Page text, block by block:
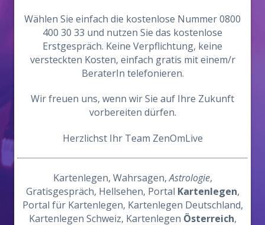
Wählen Sie einfach die kostenlose Nummer 0800
400 30 33 und nutzen Sie das kostenlose
Erstgespräch. Keine Verpflichtung, keine
versteckten Kosten, einfach gratis mit einem/r
BeraterIn telefonieren.
Wir freuen uns, wenn wir Sie auf Ihre Zukunft
vorbereiten dürfen.
Herzlichst Ihr Team ZenOmLive
Kartenlegen, Wahrsagen,Astrologie,
Gratisgespräch, Hellsehen, Portal Kartenlegen,
Portal für Kartenlegen, Kartenlegen Deutschland,
Kartenlegen Schweiz, Kartenlegen Österreich,